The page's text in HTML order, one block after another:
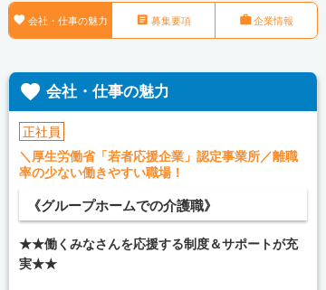
 会社・仕事の魅力  募集要項 企業情報
 会社・仕事の魅力
正社員
＼厚生労働省「若者応援企業」認定事業所／離職
率の少ない働きやすい職場！
《グループホームでの介護職》
★★働くみなさんを応援する制度＆サポートが充
実★★